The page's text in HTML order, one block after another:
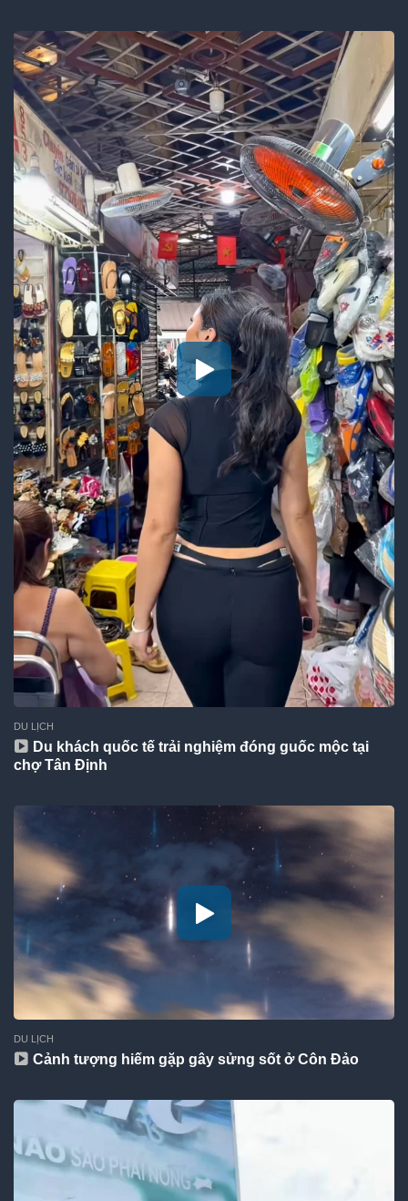
DU LỊCH
Du khách quốc tế trải nghiệm đóng guốc mộc tại
chợ Tân Định
DU LỊCH
Cảnh tượng hiếm gặp gây sửng sốt ở Côn Đảo